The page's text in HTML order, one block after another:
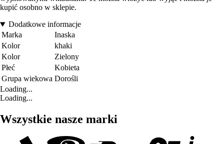
kupić osobno w sklepie.
Dodatkowe informacje
Marka
Inaska
Kolor
khaki
Kolor
Zielony
Płeć
Kobieta
Grupa wiekowa Dorośli
Loading...
Loading...
Wszystkie nasze marki